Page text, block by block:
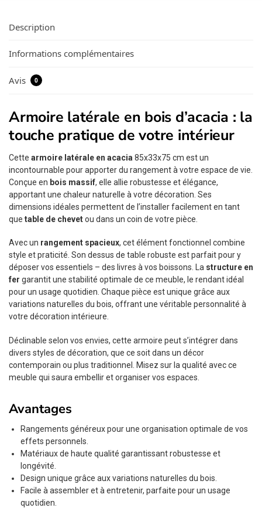
Description
Informations complémentaires
Avis 0
Armoire latérale en bois d’acacia : la
touche pratique de votre intérieur
Cette armoire latérale en acacia 85x33x75 cm est un
incontournable pour apporter du rangement à votre espace de vie.
Conçue en bois massif, elle allie robustesse et élégance,
apportant une chaleur naturelle à votre décoration. Ses
dimensions idéales permettent de l’installer facilement en tant
que table de chevetou dans un coin de votre pièce.
Avec un rangement spacieux, cet élément fonctionnel combine
style et praticité. Son dessus de table robuste est parfait pour y
déposer vos essentiels – des livres à vos boissons. La structure en
fer garantit une stabilité optimale de ce meuble, le rendant idéal
pour un usage quotidien. Chaque pièce est unique grâce aux
variations naturelles du bois, offrant une véritable personnalité à
votre décoration intérieure.
Déclinable selon vos envies, cette armoire peut s’intégrer dans
divers styles de décoration, que ce soit dans un décor
contemporain ou plus traditionnel. Misez sur la qualité avec ce
meuble qui saura embellir et organiser vos espaces.
Avantages
Rangements généreux pour une organisation optimale de vos
effets personnels.
Matériaux de haute qualité garantissant robustesse et
longévité.
Design unique grâce aux variations naturelles du bois.
Facile à assembler et à entretenir, parfaite pour un usage
quotidien.